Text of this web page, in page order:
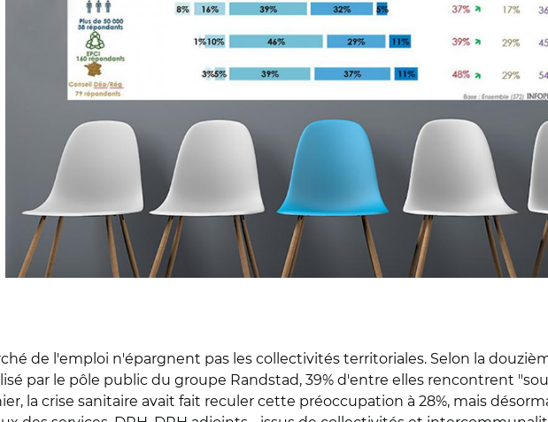
de l'emploi n'épargnent pas les collectivités territoriales. Selon la
par le pôle public du groupe Randstad, 39% d'entre elles rencontrent
la crise sanitaire avait fait reculer cette préoccupation à 28%, mais